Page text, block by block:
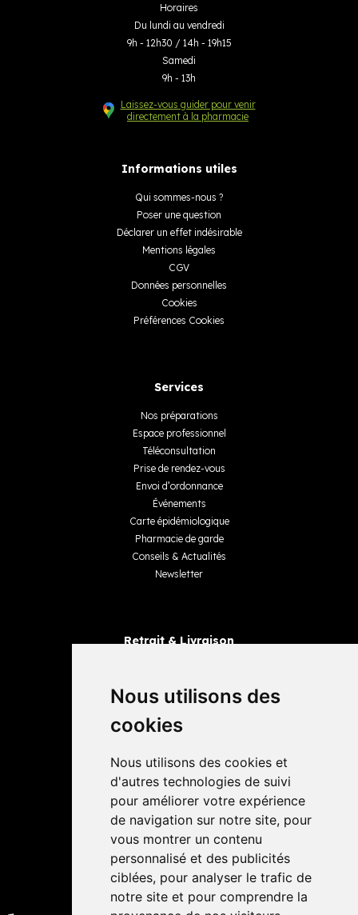
Nous utilisons des
cookies
Nous utilisons des cookies et
d'autres technologies de suivi
pour améliorer votre expérience
de navigation sur notre site, pour
vous montrer un contenu
personnalisé et des publicités
ciblées, pour analyser le trafic de
notre site et pour comprendre la
Horaires
Du lundi au vendredi
9h - 12h30 / 14h - 19h15
Samedi
9h - 13h
Laissez-vous guider pour venir
directement à la pharmacie
Informations utiles
Qui sommes-nous ?
Poser une question
Déclarer un effet indésirable
Mentions légales
CGV
Données personnelles
Cookies
Préférences Cookies
Services
Nos préparations
Espace professionnel
Téléconsultation
Prise de rendez-vous
Envoi d’ordonnance
Événements
Carte épidémiologique
Pharmacie de garde
Conseils & Actualités
Newsletter
Retrait & Livraison
Livraisons
4,4 / 5 65 avis